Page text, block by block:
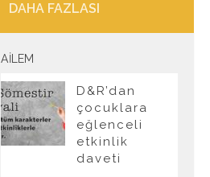
DAHA FAZLASI
AILEM
D&R’dan
çocuklara
eğlenceli
etkinlik
daveti